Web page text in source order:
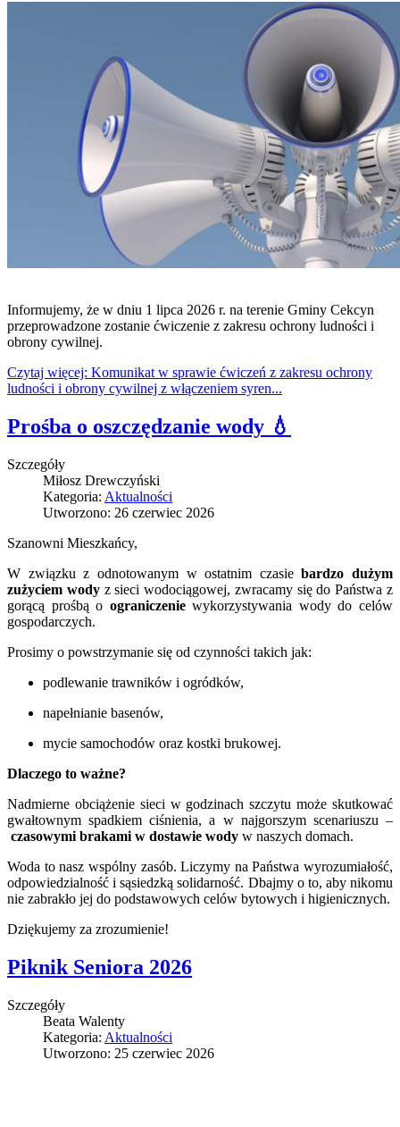
Informujemy, że w dniu 1 lipca 2026 r. na terenie Gminy Cekcyn
przeprowadzone zostanie ćwiczenie z zakresu ochrony ludności i
obrony cywilnej.
Czytaj więcej: Komunikat w sprawie ćwiczeń z zakresu ochrony
ludności i obrony cywilnej z włączeniem syren...
Prośba o oszczędzanie wody 💧
Szczegóły
Miłosz Drewczyński
Kategoria: Aktualności
Utworzono: 26 czerwiec 2026
Szanowni Mieszkańcy,
W związku z odnotowanym w ostatnim czasiebardzo dużym
zużyciem wodyz sieci wodociągowej, zwracamy się do Państwa z
gorącą prośbą o ograniczeniewykorzystywania wody do celów
gospodarczych.
Prosimy o powstrzymanie się od czynności takich jak:
podlewanie trawników i ogródków,
napełnianie basenów,
mycie samochodów oraz kostki brukowej.
Dlaczego to ważne?
Nadmierne obciążenie sieci w godzinach szczytu może skutkować
gwałtownym spadkiem ciśnienia, a w najgorszym scenariuszu –
czasowymi brakami w dostawie wody w naszych domach.
Woda to nasz wspólny zasób. Liczymy na Państwa wyrozumiałość,
odpowiedzialność i sąsiedzką solidarność. Dbajmy o to, aby nikomu
nie zabrakło jej do podstawowych celów bytowych i higienicznych.
Dziękujemy za zrozumienie!
Piknik Seniora 2026
Szczegóły
Beata Walenty
Kategoria: Aktualności
Utworzono: 25 czerwiec 2026